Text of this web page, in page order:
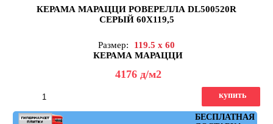
КЕРАМА МАРАЦЦИ РОВЕРЕЛЛА DL500520R
СЕРЫЙ 60X119,5
Размер:
119.5 x 60
КЕРАМА МАРАЦЦИ
4176 д/м2
БЕСПЛАТНАЯ
купить